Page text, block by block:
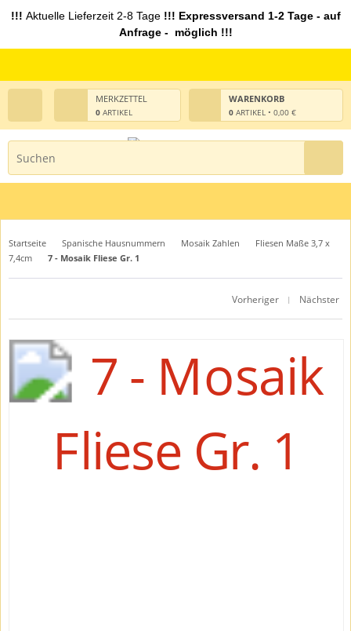
!!! Aktuelle Lieferzeit 2-8 Tage !!! Expressversand 1-2 Tage - auf
Anfrage - möglich !!!
WARENKORB
0 ARTIKEL • 0,00 €
MERKZETTEL
0 ARTIKEL
Startseite Spanische Hausnummern Mosaik Zahlen
Fliesen Maße 3,7 x
7,4cm
7 - Mosaik Fliese Gr. 1
Vorheriger | Nächster